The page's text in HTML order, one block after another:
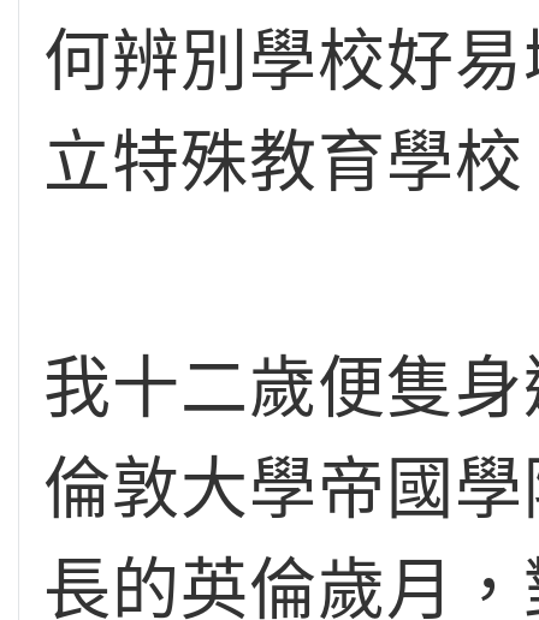
何辨別學校好
立特殊教育學
我十二歲便隻
倫敦大學帝國
長的英倫歲月